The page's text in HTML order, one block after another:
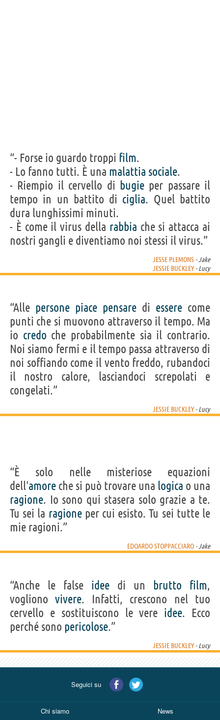
“- Forse io guardo troppi film.
- Lo fanno tutti. È una malattia sociale.
- Riempio il cervello di bugieper passare il
tempo in un battito di ciglia. Quel battito
dura lunghissimi minuti.
- È come il virus della rabbia che si attacca ai
nostri gangli e diventiamo noi stessi il virus.”
JESSE PLEMONS - Jake
JESSIE BUCKLEY - Lucy
“Alle persone piace pensare di essere come
punti che si muovono attraverso il tempo. Ma
io credo che probabilmente sia il contrario.
Noi siamo fermi e il tempo passa attraverso di
noi soffiando come il vento freddo, rubandoci
il nostro calore, lasciandoci screpolati e
congelati.”
JESSIE BUCKLEY - Lucy
“È solo nelle misteriose equazioni
dell'amore che si può trovare una logica o una
ragione. Io sono qui stasera solo grazie a te.
Tu sei la ragioneper cui esisto. Tu sei tutte le
mie ragioni.”
EDOARDO STOPPACCIARO - Jake
“Anche le false idee di un brutto film,
voglionovivere. Infatti, crescono nel tuo
cervello e sostituiscono le vere idee. Ecco
perché sono pericolose.”
JESSIE BUCKLEY - Lucy
Seguici su
Chi siamo News